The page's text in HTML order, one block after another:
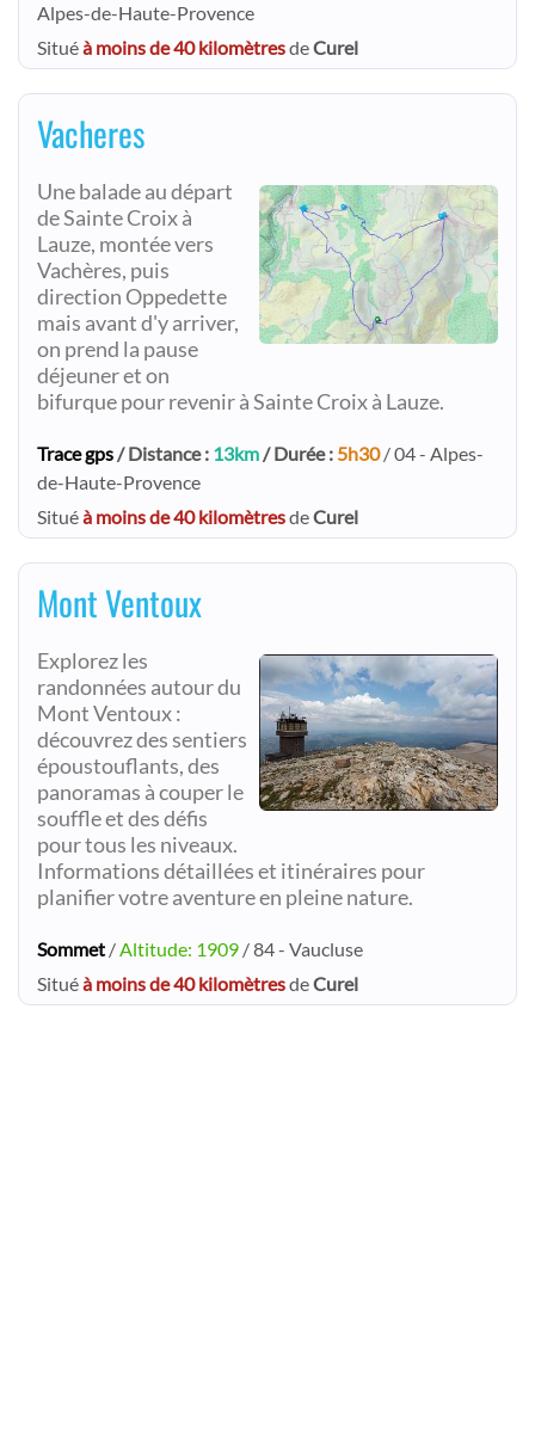
Alpes-de-Haute-Provence
Situéà moins de 40 kilomètresdeCurel
Vacheres
Une balade au départ
de Sainte Croix à
Lauze, montée vers
Vachères, puis
direction Oppedette
mais avant d'y arriver,
on prend la pause
déjeuner et on
bifurque pour revenir à Sainte Croix à Lauze.
Trace gps/ Distance : 13km/ Durée : 5h30/ 04 - Alpes-
de-Haute-Provence
Situéà moins de 40 kilomètresdeCurel
Mont Ventoux
Explorez les
randonnées autour du
Mont Ventoux :
découvrez des sentiers
époustouflants, des
panoramas à couper le
souffle et des défis
pour tous les niveaux.
Informations détaillées et itinéraires pour
planifier votre aventure en pleine nature.
Sommet /Altitude: 1909 / 84 - Vaucluse
Situéà moins de 40 kilomètresdeCurel